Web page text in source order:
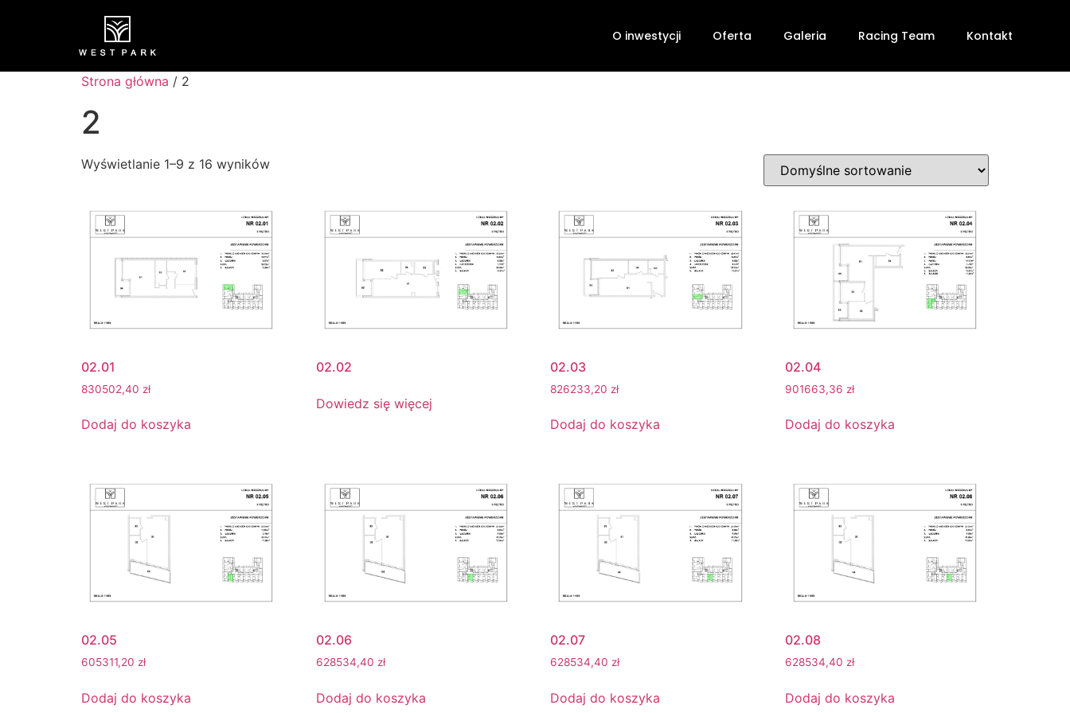
O inwestycji Oferta Galeria Racing Team Kontakt
Strona główna / 2
2
Wyświetlanie 1–9 z 16 wyników
02.01
830502,40 zł
Dodaj do koszyka
02.02
Dowiedz się więcej
02.03
826233,20 zł
Dodaj do koszyka
02.04
901663,36 zł
Dodaj do koszyka
02.05
605311,20 zł
Dodaj do koszyka
02.06
628534,40 zł
Dodaj do koszyka
02.07
628534,40 zł
Dodaj do koszyka
02.08
628534,40 zł
Dodaj do koszyka